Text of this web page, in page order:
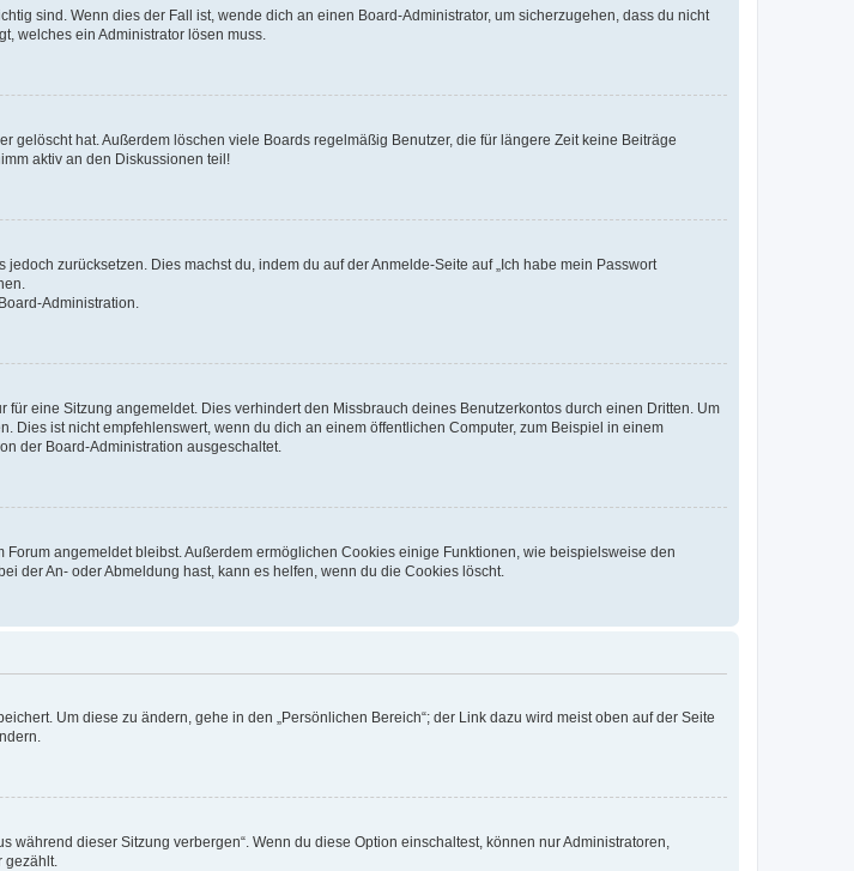
sind. Wenn dies der Fall ist, wende dich an einen Board-Administrator, um sicherzugehen, dass du nicht
welches ein Administrator lösen muss.
hat. Außerdem löschen viele Boards regelmäßig Benutzer, die für längere Zeit keine Beiträge
aktiv an den Diskussionen teil!
zurücksetzen. Dies machst du, indem du auf der Anmelde-Seite auf „Ich habe mein Passwort
Administration.
eine Sitzung angemeldet. Dies verhindert den Missbrauch deines Benutzerkontos durch einen Dritten. Um
Dies ist nicht empfehlenswert, wenn du dich an einem öffentlichen Computer, zum Beispiel in einem
der Board-Administration ausgeschaltet.
angemeldet bleibst. Außerdem ermöglichen Cookies einige Funktionen, wie beispielsweise den
der An- oder Abmeldung hast, kann es helfen, wenn du die Cookies löscht.
Um diese zu ändern, gehe in den „Persönlichen Bereich“; der Link dazu wird meist oben auf der Seite
dieser Sitzung verbergen“. Wenn du diese Option einschaltest, können nur Administratoren,